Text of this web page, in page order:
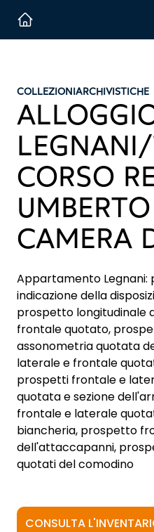
COLLEZIONIARCHIVISTICHE
CORSO
CAMERA
Appartamento
indicazione della
prospetto longitudinale
frontale quotato,
assonometria quotata
laterale e frontale
prospetti frontale e
quotata e sezione
frontale e laterale
biancheria, prospetto
dell'attaccapanni,
quotati del comodino
CONSULTA